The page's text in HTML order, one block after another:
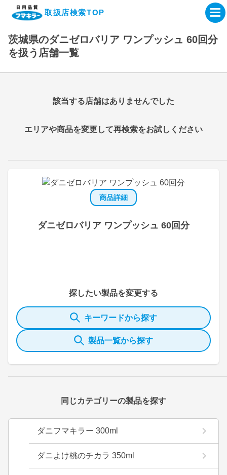
取扱店検索TOP
企業・IR情報サイト
製品情報サイト
オンラインショップ
製品検索はこちら
取扱店検索はこちら
茨城県のダニゼロバリア ワンプッシュ 60回分
を扱う店舗一覧
商品詳細
ダニゼロバリア ワンプッシュ 60回分
探したい製品を変更する
キーワードから探す
製品一覧から探す
同じカテゴリーの製品を探す
ダニフマキラー 300ml
ダニよけ桃のチカラ 350ml
該当する店舗はありませんでした
エリアや商品を変更して再検索をお試しください